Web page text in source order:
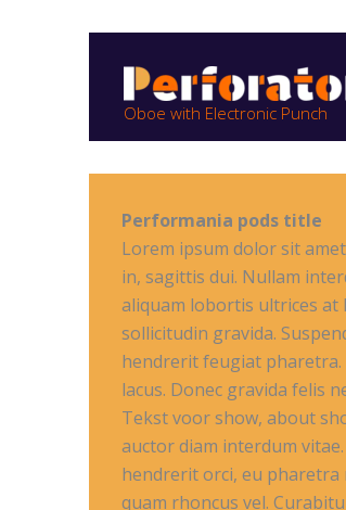
Oboe with Electronic Punch
Performania pods title
Lorem ipsum dolor sit
in, sagittis dui. Nullam
aliquam lobortis ultrices at
sollicitudin gravida.
hendrerit feugiat pharetra.
lacus. Donec gravida felis
Tekst voor show, about
auctor diam interdum
hendrerit orci, eu pharetra
quam rhoncus vel.